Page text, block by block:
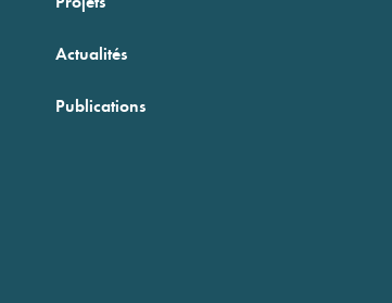
Actualités
Publications